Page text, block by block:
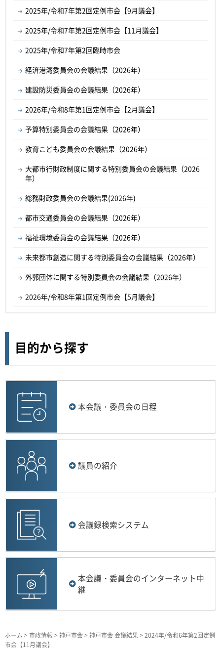
2025年/令和7年第2回定例市会【9月議会】
2025年/令和7年第2回定例市会【11月議会】
2025年/令和7年第2回臨時市会
経済港湾委員会の会議結果（2026年）
建設防災委員会の会議結果（2026年）
2026年/令和8年第1回定例市会【2月議会】
予算特別委員会の会議結果（2026年）
教育こども委員会の会議結果（2026年）
大都市行財政制度に関する特別委員会の会議結果（2026
年）
総務財政委員会の会議結果(2026年)
都市交通委員会の会議結果（2026年）
福祉環境委員会の会議結果（2026年）
未来都市創造に関する特別委員会の会議結果（2026年）
外郭団体に関する特別委員会の会議結果（2026年）
2026年/令和8年第1回定例市会【5月議会】
目的から探す
本会議・委員会の日程
議員の紹介
会議録検索システム
本会議・委員会のインターネット中
継
ホーム > 市政情報 > 神戸市会> 神戸市会 会議結果> 2024年/令和6年第2回定例
市会【11月議会】